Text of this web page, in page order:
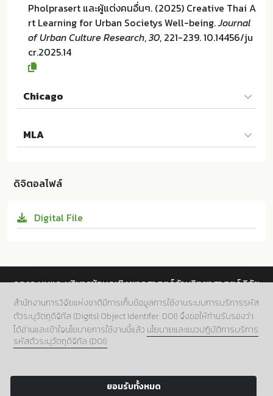
Pholprasert และผู้แต่งคนอื่นๆ. (2025) Creative Thai A
rt Learning for Urban Societys Well-being.Journal
of Urban Culture Research,30, 221-239. 10.14456/ju
cr.2025.14
Chicago
rning for Urban Societys Well-being". Journal of Ur
ban Culture Research 30 (2025):221-239. 10.14456/j
MLA
and Applied Arts Chulalongkorn University:ม.ป.ท. 2
ดิจิตอลไฟล์
Digital File
กองระบบและบริหารข้อมูลเชิงยุทธศาสตร์ด้านวิทยาศาสตร์ วิจัย
และนวัตกรรม สำนักงานการวิจัยแห่งชาติ (วช.)
ที่อยู่.196 ถนนพหลโยธิน แขวงลาดยาว เขตจตุจักร กทม.
10900
เบอร์โทร.02 5612445 ต่อ 705
Copyright 2024 NRCT:Digital Object Identifier.
สำนักงานการวิจัยแห่งชาติมีการเก็บข้อมูลการใช้งานระบบการบริการรหัส
ตัวระบุวัตถุดิจิทัล (Digitsl Object Identifer: DOI) จึงขอให้ท่านรับรองว่า
ได้อ่านและเข้าใจนโยบายการใช้งานนี้แล้ว นโยบายและแนวปฏิบัติการบริการ
รหัสตัวระบุวัตถุดิจิทัล (DOI)
ยอมรับทั้งหมด